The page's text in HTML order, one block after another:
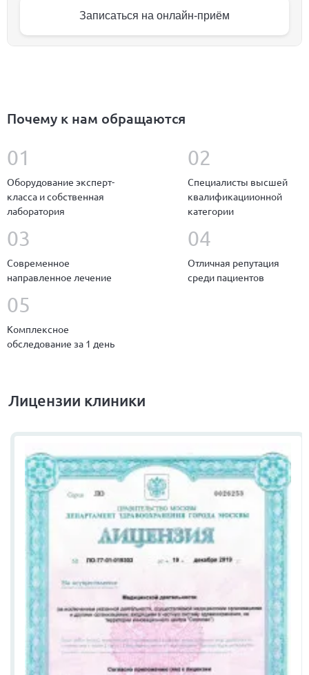
Записаться на онлайн-приём
Почему к нам обращаются
Оборудование эксперт-
класса и собственная
лаборатория
Специалисты высшей
квалификациионной
категории
Современное
направленное лечение
Отличная репутация
среди пациентов
Комплексное
обследование за 1 день
Лицензии клиники